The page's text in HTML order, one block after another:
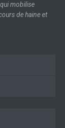
mobilise
de haine et